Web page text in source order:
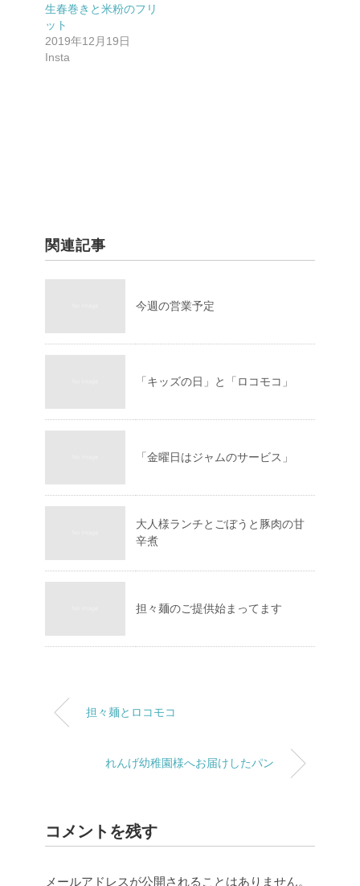
生春巻きと米粉のフリ
ット
2019年12月19日
Insta
関連記事
今週の営業予定
「キッズの日」と「ロコモコ」
「金曜日はジャムのサービス」
大人様ランチとごぼうと豚肉の甘
辛煮
担々麺のご提供始まってます
担々麺とロコモコ
れんげ幼稚園様へお届けしたパン
コメントを残す
メールアドレスが公開されることはありません。